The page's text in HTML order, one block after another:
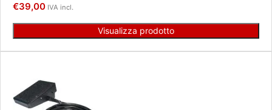
€39,00 IVA incl.
Visualizza prodotto